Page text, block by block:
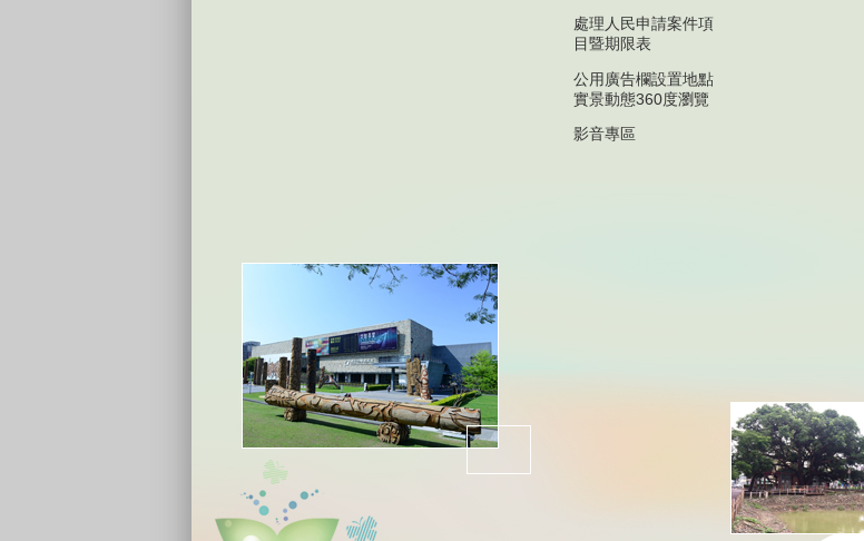
處理人民申請案件項
目暨期限表
公用廣告欄設置地點
實景動態360度瀏覽
影音專區